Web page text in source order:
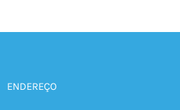
ENDEREÇO